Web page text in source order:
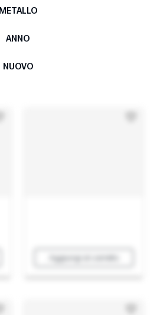
METALLO
ANNO
NUOVO
Aggiungi al carrello